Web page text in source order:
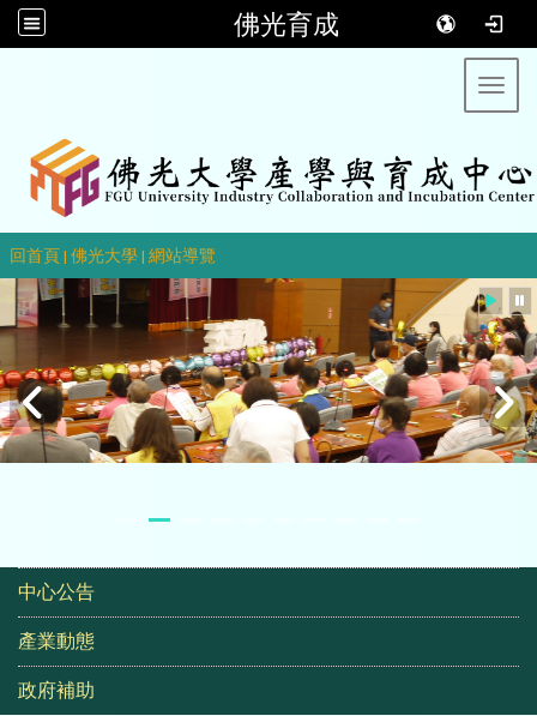
佛光育成
回首頁| 佛光大學| 網站導覽
中心公告
產業動態
政府補助